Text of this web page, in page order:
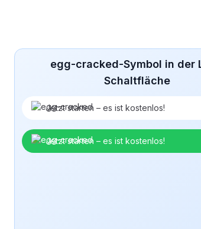
egg-cracked-Symbol in der
Schaltfläche
Jetzt starten – es ist kostenlos!
Jetzt starten – es ist kostenlos!